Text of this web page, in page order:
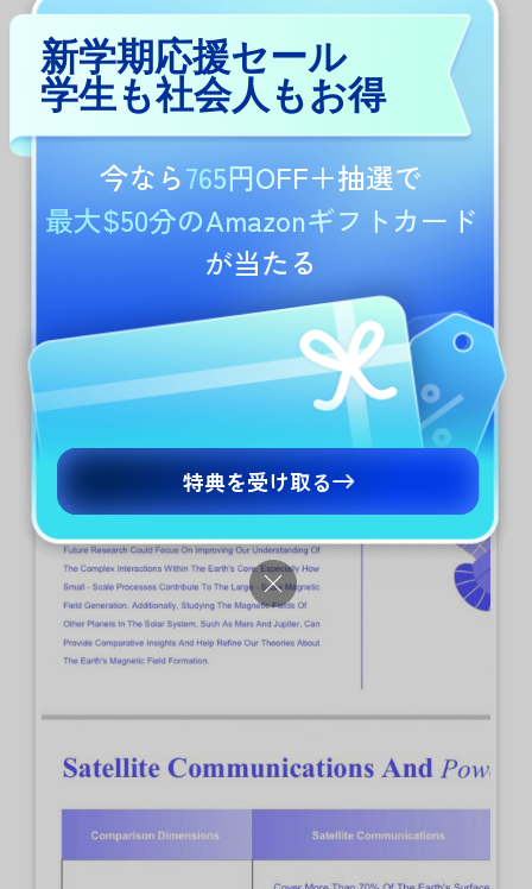
ブックマーク名を入力し、「完了」をタップし
ます。登録したブックマークは、ブックマーク
リストからいつでも確認できます。
新学期応援セール
学生も社会人もお得
今なら765円OFF＋抽選で
最大$50分のAmazonギフトカード
が当たる
特典を受け取る